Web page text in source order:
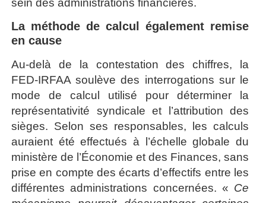
sein des administrations financières.
La méthode de calcul également remise
en cause
Au-delà de la contestation des chiffres, la
FED-IRFAA soulève des interrogations sur le
mode de calcul utilisé pour déterminer la
représentativité syndicale et l’attribution des
sièges. Selon ses responsables, les calculs
auraient été effectués à l’échelle globale du
ministère de l’Économie et des Finances, sans
prise en compte des écarts d’effectifs entre les
différentes administrations concernées. « Ce